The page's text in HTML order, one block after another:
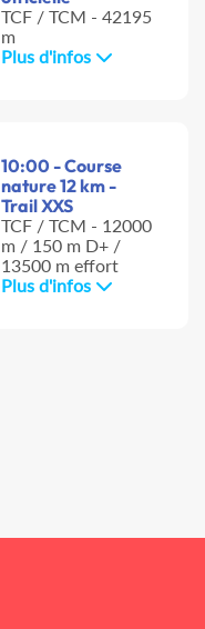
TCF / TCM - 42195
m
Plus d'infos
10:00 - Course
nature 12 km -
Trail XXS
TCF / TCM - 12000
m / 150 m D+ /
13500 m effort
Plus d'infos